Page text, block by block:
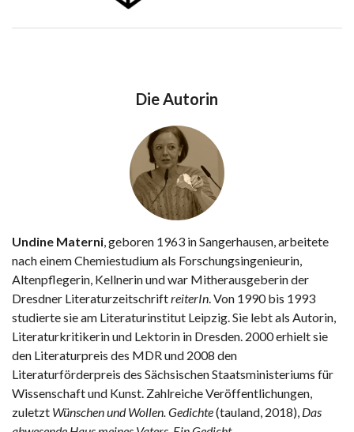
Die Autorin
Undine Materni, geboren 1963 in Sangerhausen, arbeitete
nach einem Chemiestudium als Forschungsingenieurin,
Altenpflegerin, Kellnerin und war Mitherausgeberin der
Dresdner LiteraturzeitschriftreiterIn. Von 1990 bis 1993
studierte sie am Literaturinstitut Leipzig. Sie lebt als Autorin,
Literaturkritikerin und Lektorin in Dresden. 2000 erhielt sie
den Literaturpreis des MDR und 2008 den
Literaturförderpreis des Sächsischen Staatsministeriums für
Wissenschaft und Kunst. Zahlreiche Veröffentlichungen,
zuletzt Wünschen und Wollen. Gedichte(tauland, 2018), Das